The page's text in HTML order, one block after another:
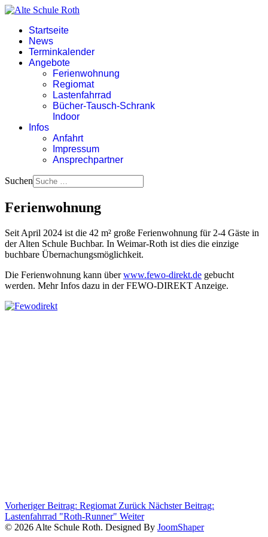
Startseite
News
Terminkalender
Angebote
Ferienwohnung
Regiomat
Lastenfahrrad
Bücher-Tausch-Schrank
Indoor
Infos
Anfahrt
Impressum
Ansprechpartner
Suchen
Ferienwohnung
Seit April 2024 ist die 42 m² große Ferienwohnung für 2-4 Gäste in
der Alten Schule Buchbar. In Weimar-Roth ist dies die einzige
buchbare Übernachungsmöglichkeit.
Die Ferienwohnung kann überwww.fewo-direkt.de gebucht
werden. Mehr Infos dazu in der FEWO-DIREKT Anzeige.
Vorheriger Beitrag: Regiomat Zurück Nächster Beitrag:
Lastenfahrrad "Roth-Runner" Weiter
© 2026 Alte Schule Roth. Designed By JoomShaper